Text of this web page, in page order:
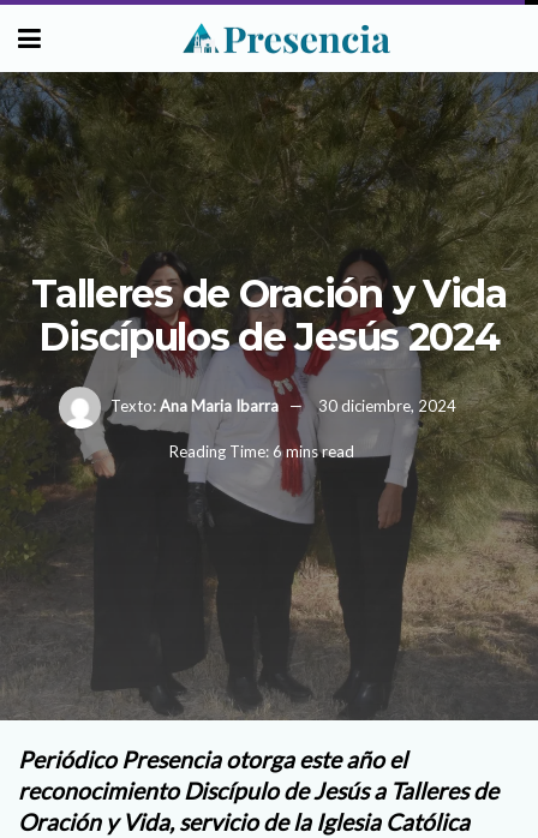
Talleres de Oración y Vida
Discípulos de Jesús 2024
Texto:Ana Maria Ibarra 30 diciembre, 2024
Reading Time: 6 mins read
Periódico Presencia otorga este año el
reconocimiento Discípulo de Jesús aTalleres de
Oración y Vida, servicio de la Iglesia Católica